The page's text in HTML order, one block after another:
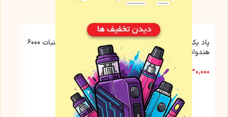
اما این گزینه‌ها رو از دست نده
پاد یکبار مصرف هلو انبه
هندوانه 6000 نوو اسموک
۶۳۰,۰۰۰ تومان
پاد یکبار مصرف آبنبات 6000
نوو اسموک
۶۳۰,۰۰۰ تومان